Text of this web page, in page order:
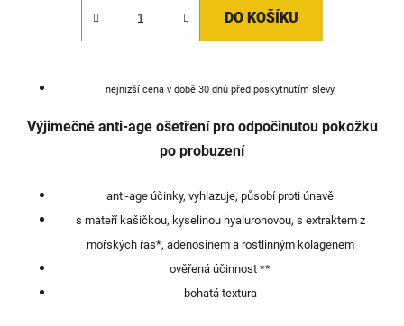
DO KOŠÍKU
nejnizší cena v době 30 dnů před poskytnutím slevy
Výjimečné anti-age ošetření pro odpočinutou pokožku
po probuzení
anti-age účinky, vyhlazuje, působí proti únavě
s mateří kašičkou, kyselinou hyaluronovou, s extraktem z
mořských řas*, adenosinem a rostlinným kolagenem
ověřená účinnost **
bohatá textura